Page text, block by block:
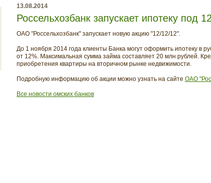
13.08.2014
Россельхозбанк запускает ипотеку под
ОАО "Россельхозбанк" запускает новую акцию "12/12/12".
До 1 ноября 2014 года клиенты Банка могут оформить ипотеку в
от 12%. Максимальная сумма займа составляет 20 млн рублей.
приобретения квартиры на вторичном рынке недвижимости.
Подробную информацию об акции можно узнать на сайте ОАО
Все новости омских банков